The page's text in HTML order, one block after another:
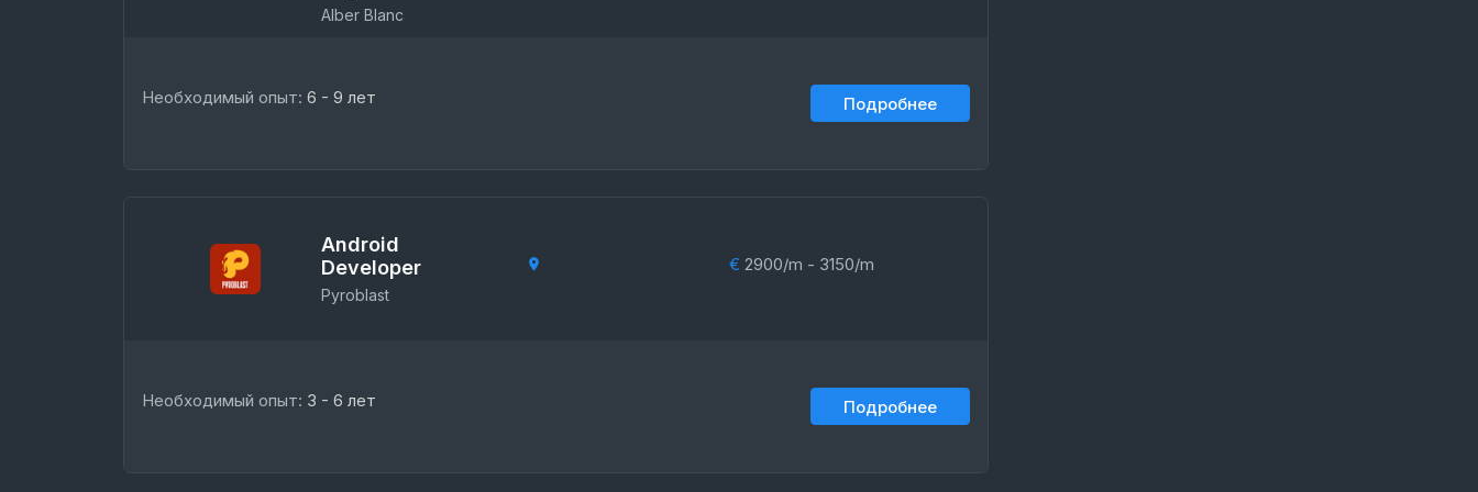
Alber Blanc
Необходимый опыт: 6 - 9 лет Подробнее
Android
Developer
Pyroblast
€2900/m - 3150/m
Необходимый опыт: 3 - 6 лет Подробнее